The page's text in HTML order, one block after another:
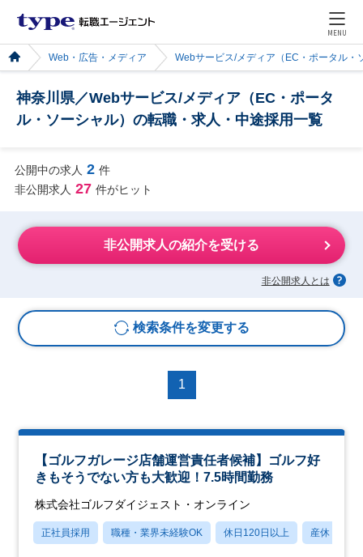
MENU
Web・広告・メディア Webサービス/メディア（EC・ポータル・
神奈川県／Webサービス/メディア（EC・ポータ
ル・ソーシャル）の転職・求人・中途採用一覧
公開中の求人 2 件
非公開求人 27 件がヒット
非公開求人の紹介を受ける
非公開求人とは
検索条件を変更する
1
【ゴルフガレージ店舗運営責任者候補】ゴルフ好
きもそうでない方も大歓迎！7.5時間勤務
株式会社ゴルフダイジェスト・オンライン
正社員採用 職種・業界未経験OK 休日120日以上 産休・育休